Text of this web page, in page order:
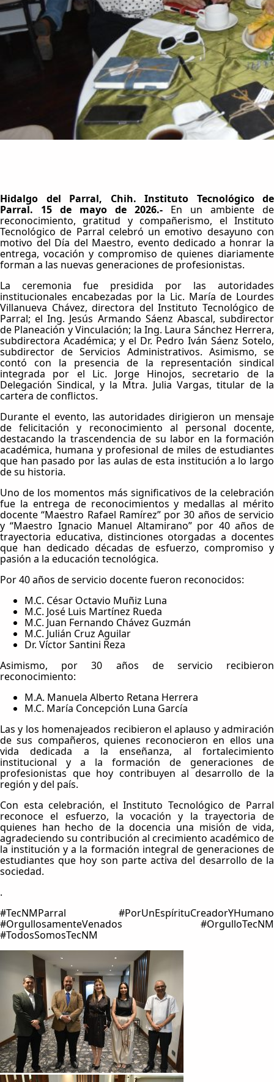
Hidalgo del Parral, Chih. Instituto Tecnológico de
Parral. 15 de mayo de 2026.- En un ambiente de
reconocimiento, gratitud y compañerismo, el Instituto
Tecnológico de Parral celebró un emotivo desayuno con
motivo del Día del Maestro, evento dedicado a honrar la
entrega, vocación y compromiso de quienes diariamente
forman a las nuevas generaciones de profesionistas.
La ceremonia fue presidida por las autoridades
institucionales encabezadas por la Lic. María de Lourdes
Villanueva Chávez, directora del Instituto Tecnológico de
Parral; el Ing. Jesús Armando Sáenz Abascal, subdirector
de Planeación y Vinculación; la Ing. Laura Sánchez Herrera,
subdirectora Académica; y el Dr. Pedro Iván Sáenz Sotelo,
subdirector de Servicios Administrativos. Asimismo, se
contó con la presencia de la representación sindical
integrada por el Lic. Jorge Hinojos, secretario de la
Delegación Sindical, y la Mtra. Julia Vargas, titular de la
cartera de conflictos.
Durante el evento, las autoridades dirigieron un mensaje
de felicitación y reconocimiento al personal docente,
destacando la trascendencia de su labor en la formación
académica, humana y profesional de miles de estudiantes
que han pasado por las aulas de esta institución a lo largo
de su historia.
Uno de los momentos más significativos de la celebración
fue la entrega de reconocimientos y medallas al mérito
docente “Maestro Rafael Ramírez” por 30 años de servicio
y “Maestro Ignacio Manuel Altamirano” por 40 años de
trayectoria educativa, distinciones otorgadas a docentes
que han dedicado décadas de esfuerzo, compromiso y
pasión a la educación tecnológica.
Por 40 años de servicio docente fueron reconocidos:
M.C. César Octavio Muñiz Luna
M.C. José Luis Martínez Rueda
M.C. Juan Fernando Chávez Guzmán
M.C. Julián Cruz Aguilar
Dr. Víctor Santini Reza
Asimismo, por 30 años de servicio recibieron
reconocimiento:
M.A. Manuela Alberto Retana Herrera
M.C. María Concepción Luna García
Las y los homenajeados recibieron el aplauso y admiración
de sus compañeros, quienes reconocieron en ellos una
vida dedicada a la enseñanza, al fortalecimiento
institucional y a la formación de generaciones de
profesionistas que hoy contribuyen al desarrollo de la
región y del país.
Con esta celebración, el Instituto Tecnológico de Parral
reconoce el esfuerzo, la vocación y la trayectoria de
quienes han hecho de la docencia una misión de vida,
agradeciendo su contribución al crecimiento académico de
la institución y a la formación integral de generaciones de
estudiantes que hoy son parte activa del desarrollo de la
sociedad.
.
#TecNMParral #PorUnEspírituCreadorYHumano
#OrgullosamenteVenados #OrgulloTecNM
#TodosSomosTecNM